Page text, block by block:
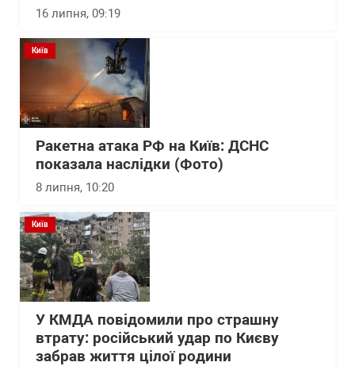
16 липня, 09:19
Київ
Ракетна атака РФ на Київ: ДСНС
показала наслідки (Фото)
8 липня, 10:20
Київ
У КМДА повідомили про страшну
втрату: російський удар по Києву
забрав життя цілої родини